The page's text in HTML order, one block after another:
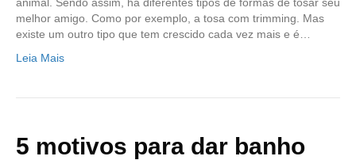
melhor amigo. Como por exemplo, a tosa com trimming. Mas
existe um outro tipo que tem crescido cada vez mais e é…
Leia Mais
5 motivos para dar banho